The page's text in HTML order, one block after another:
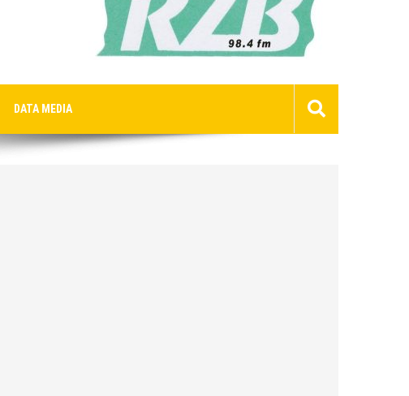
DATA MEDIA